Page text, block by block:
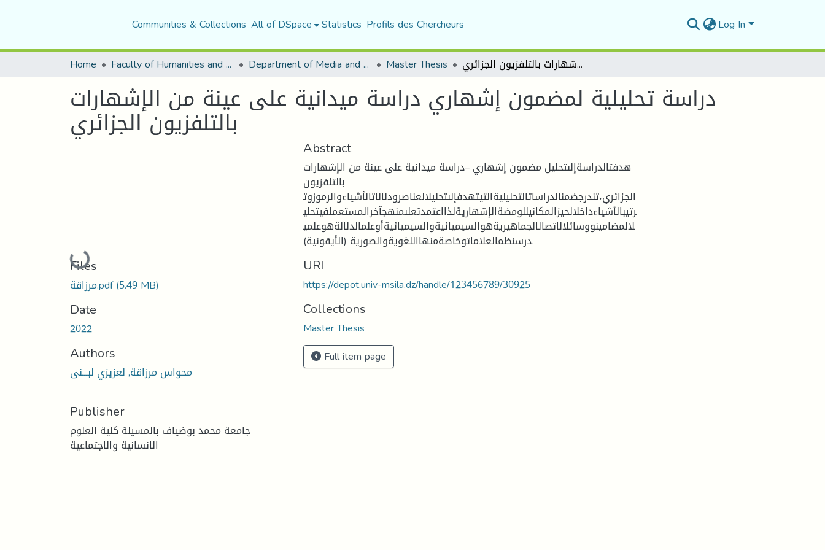
Communities & Collections All of DSpace Statistics Profils des Chercheurs Log In
Home Faculty of Humanities and Social Sciences Department of Media and Communication Studies Master Thesis دراسة تحليلية لمضمون إشهاري دراسة ميدانية على عينة من الإشهارات بالتلفزيون الجزائري
دراسة تحليلية لمضمون إشهاري دراسة ميدانية على عينة من الإشهارات
بالتلفزيون الجزائري
Loading...
Files
مرزاقة.pdf(5.49 MB)
Date
2022
Authors
محواس مرزاقة, لعزيزي لبـــنى
Publisher
جامعة محمد بوضياف بالمسيلة كلية العلوم
الانسانية والاجتماعية
Abstract
هدفتالدراسةإلىتحليل مضمون إشهاري –دراسة ميدانية على عينة من الإشهارات
بالتلفزيون
الجزائري،تندرجضمنالدراساتالتحليليةالتيتهدفإلىتحليلالعناصرودلالاتالأشياءوالرموزوت
رتيبالأشياءداخلالحيزالمكانيللومضةالإشهاريةلذااعتمدتعلىمنهجآخرالمستعملفيتحلي
لالمضامينووسائلالاتصالالجماهيريةهوالسيميائيةوالسيميائيةأوعلمالدلالةهوعلمي
درسنظمالعلاماتوخاصةمنهااللغويةوالصورية (الأيقونية).
URI
https://depot.univ-msila.dz/handle/123456789/30925
Collections
Master Thesis
Full item page